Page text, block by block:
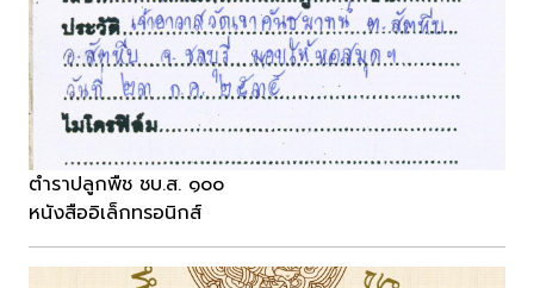
ตำราปลูกพืช ชบ.ส. ๑๐๐
หนังสืออิเล็กทรอนิกส์